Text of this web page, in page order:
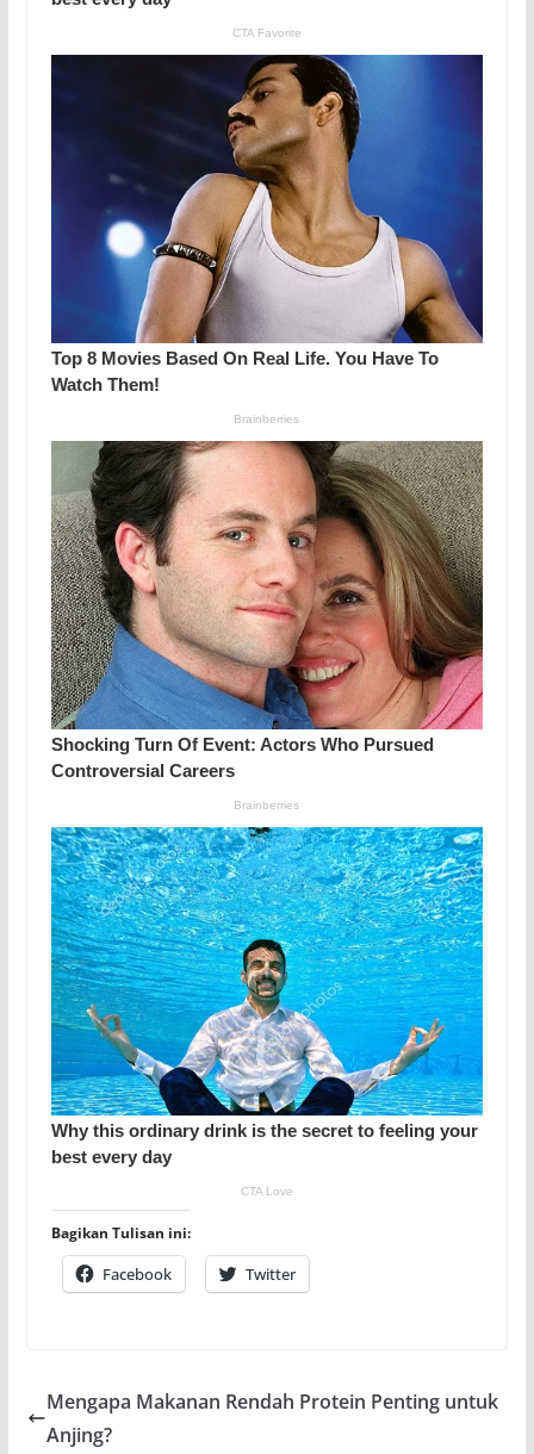
Bagikan Tulisan ini:
Facebook Twitter
Mengapa Makanan Rendah Protein Penting untuk
Anjing?